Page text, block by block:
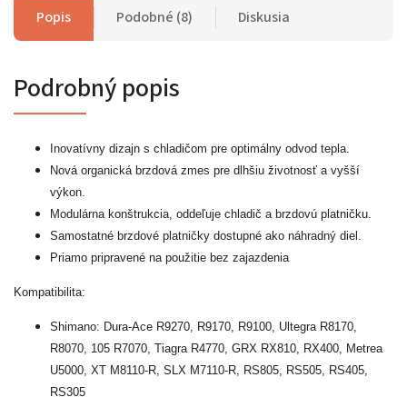
Popis Podobné (8) Diskusia
Podrobný popis
Inovatívny dizajn s chladičom pre optimálny odvod tepla.
Nová organická brzdová zmes pre dlhšiu životnosť a vyšší
výkon.
Modulárna konštrukcia, oddeľuje chladič a brzdovú platničku.
Samostatné brzdové platničky dostupné ako náhradný diel.
Priamo pripravené na použitie bez zajazdenia
Kompatibilita:
Shimano: Dura-Ace R9270, R9170, R9100, Ultegra R8170,
R8070, 105 R7070, Tiagra R4770, GRX RX810, RX400, Metrea
U5000, XT M8110-R, SLX M7110-R, RS805, RS505, RS405,
RS305